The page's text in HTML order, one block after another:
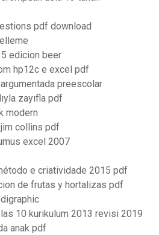
pdf download
edicion beer
hp12c e excel pdf
preescolar
zayıfla pdf
modern
collins pdf
excel 2007
e criatividade 2015 pdf
de frutas y hortalizas pdf
10 kurikulum 2013 revisi 2019
anak pdf